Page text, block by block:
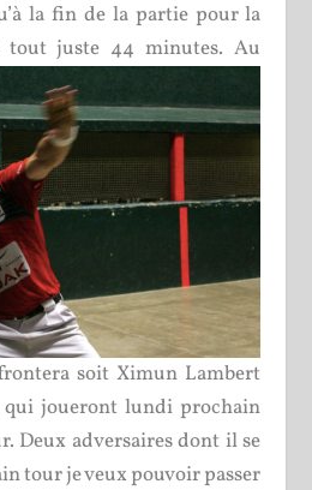
la fin de la partie pour la
tout juste 44 minutes. Au
soit Ximun Lambert
joueront lundi prochain
Deux adversaires dont il se
tour je veux pouvoir passer